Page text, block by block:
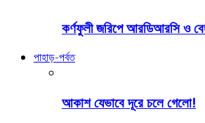
কর্ণফুলী জরিপে আরডিআরসি ও
পাহাড়-পর্বত
আকাশ যেভাবে দূরে চলে গেলো!